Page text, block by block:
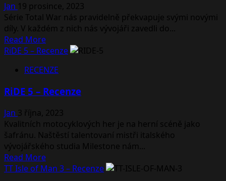
Jan 19 prosince, 2023
Série Total War nás pravidelně překvapuje svými novými
díly. V každém z nich nás vývojáři zavedli do...
Read MoreRead
more
Total
Pharaoh
Recenze
RiDE 5 – Recenze
RECENZE
RiDE 5 – Recenze
Jan 3 října, 2023
Kvalitních motocyklových her je na herní scéně jako
šafránu. Naštěstí talentovaní mistři italského
vývojářského studia Milestone nám...
Read MoreRead
more
TT Isle of Man 3 – Recenze